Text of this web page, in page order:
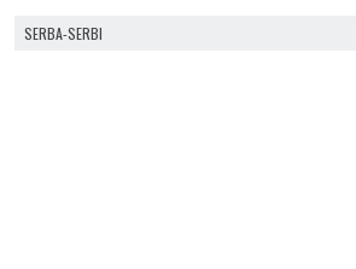
SERBA-SERBI